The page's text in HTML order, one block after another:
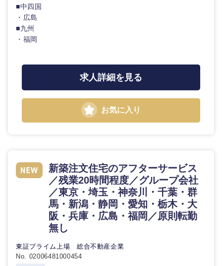
中国・四国地方
岡山県 広島県
山口県 徳島県
香川県
高知県
■中四国
・広島
■九州
・福岡
求人詳細を見る
お気に入り
新築注文住宅のアフターサービス
／残業20時間程度／グループ会社
／東京・埼玉・神奈川・千葉・群
馬・新潟・静岡・愛知・栃木・大
阪・兵庫・広島・福岡／原則転勤
無し
東証プライム上場 総合不動産企業
No. 02006481000454